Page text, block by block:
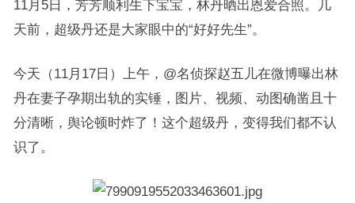
11月5日，芳芳顺利生下宝宝，林丹晒出恩爱合照。几
天前，超级丹还是大家眼中的“好好先生”。
今天（11月17日）上午，@名侦探赵五儿在微博曝出林
丹在妻子孕期出轨的实锤，图片、视频、动图确凿且十
分清晰，舆论顿时炸了！这个超级丹，变得我们都不认
识了。